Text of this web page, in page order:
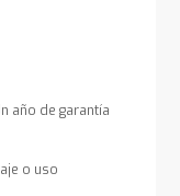
año de garantía
o uso